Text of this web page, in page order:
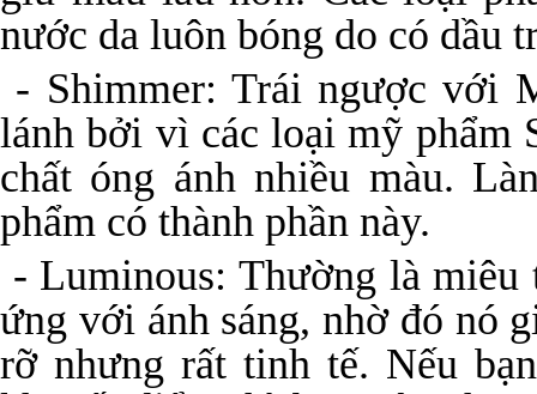
nước da luôn bóng do có dầu
- Shimmer: Trái ngược với
lánh bởi vì các loại mỹ phẩm
chất óng ánh nhiều màu.
phẩm có thành phần này.
- Luminous: Thường là miêu
ứng với ánh sáng, nhờ đó nó
rỡ nhưng rất tinh tế. Nếu